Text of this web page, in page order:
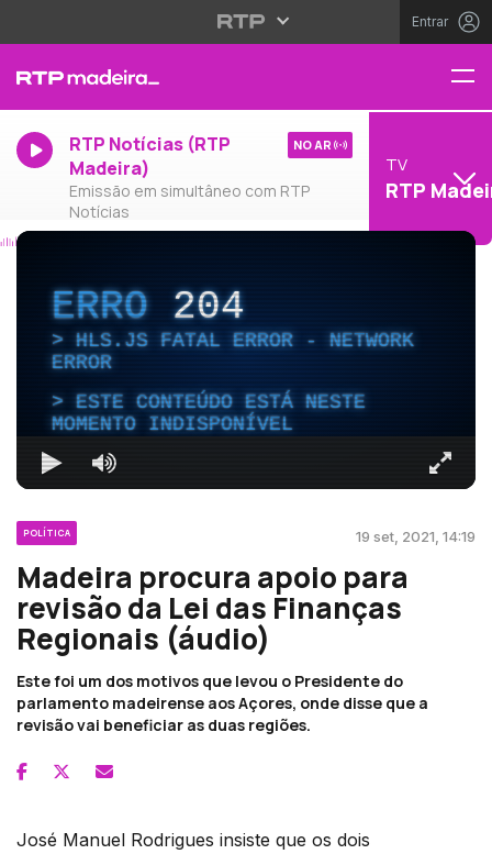
Entrar
RTP Notícias (RTP
Madeira)
Emissão em simultâneo com RTP
Notícias
NO AR
TV
RTP
ERRO204
HLS.JS FATAL ERROR - NETWORK
ERROR
ESTE CONTEÚDO ESTÁ NESTE
MOMENTO INDISPONÍVEL
POLÍTICA 19 set, 2021, 14:19
Madeira procura apoio para
revisão da Lei das Finanças
Regionais (áudio)
Este foi um dos motivos que levou o Presidente do
parlamento madeirense aos Açores, onde disse que a
revisão vai beneficiar as duas regiões.
José Manuel Rodrigues insiste que os dois